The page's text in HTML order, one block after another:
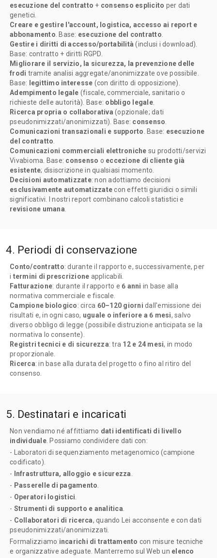
esecuzione del contratto + consenso esplicito per dati
genetici.
Creare e gestire l'account, logistica, accesso ai report e
abbonamento . Base: esecuzione del contratto
Gestire i diritti di accesso/portabilità (inclusi i download).
Base: contratto + diritti RGPD.
Migliorare il servizio, la sicurezza, la prevenzione delle
frodi tramite analisi aggregate/anonimizzate ove possibile.
Base: legittimo interesse (con diritto di opposizione).
Adempimento legale (fiscale, commerciale, sanitario o
richieste delle autorità). Base: obbligo legale.
Ricerca propria o collaborativa (opzionale; dati
pseudonimizzati/anonimizzati). Base: consenso
Comunicazioni transazionali e supporto . Base: esecuzione
del contratto
Comunicazioni commerciali elettroniche su prodotti/servizi
Vivabioma. Base: consenso o eccezione di cliente già
esistente; disiscrizione in qualsiasi momento.
Decisioni automatizzate: non adottiamo decisioni
esclusivamente automatizzatecon effetti giuridici o simili
significativi. I nostri report combinano calcoli statistici e
revisione umana
4. Periodi di conservazione
Conto/contratto: durante il rapporto e, successivamente, per
i termini di prescrizione applicabili.
Fatturazione: durante il rapporto e 6 anni in base alla
normativa commerciale e fiscale.
Campione biologico: circa 60–120 giorni dall'emissione dei
risultati e, in ogni caso, uguale o inferiore a 6 mesi, salvo
diverso obbligo di legge (possibile distruzione anticipata se la
normativa lo consente).
Registri tecnici e di sicurezza: tra 12 e 24 mesi, in modo
proporzionale.
Ricerca: in base alla durata del progetto o fino al ritiro del
consenso.
5. Destinatari e incaricati
Non vendiamo né affittiamo dati identificati di livello
individuale. Possiamo condividere dati con:
- Laboratori di sequenziamento metagenomico (campione
codificato).
-
Infrastruttura, alloggio e sicurezza
- Passerelle di pagamento
- Operatori logistici
- Strumenti di supporto e analitica
- Collaboratori di ricerca, quando Lei acconsente e con dati
pseudonimizzati/anonimizzati.
Formalizziamo incarichi di trattamento con misure tecniche
e organizzative adeguate. Manterremo sul Web un elenco